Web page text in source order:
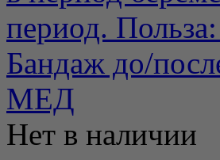
период.
Бандаж до/
МЕД
Нет в наличии